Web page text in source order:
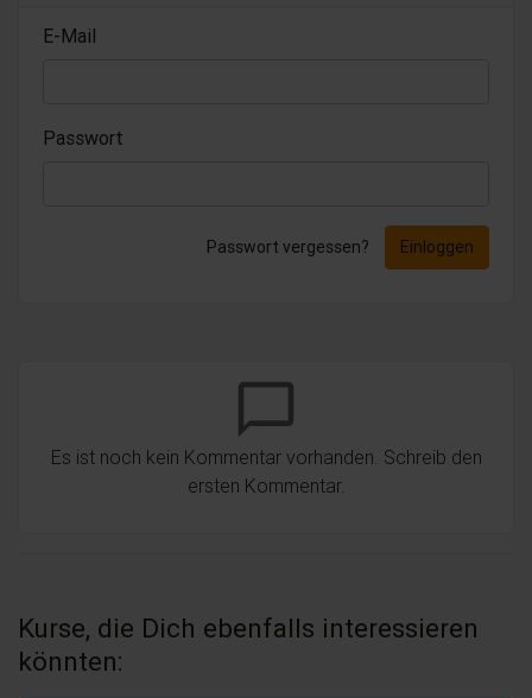
E-Mail
Passwort
Passwort vergessen? Einloggen
chat_bubble_outline
Es ist noch kein Kommentar vorhanden. Schreib den
ersten Kommentar.
Kurse, die Dich ebenfalls interessieren
könnten: